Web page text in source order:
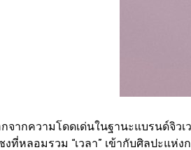
จากความโดดเด่นในฐานะแบรนด์จิว
งที่หลอมรวม “เวลา” เข้ากับศิลปะแ